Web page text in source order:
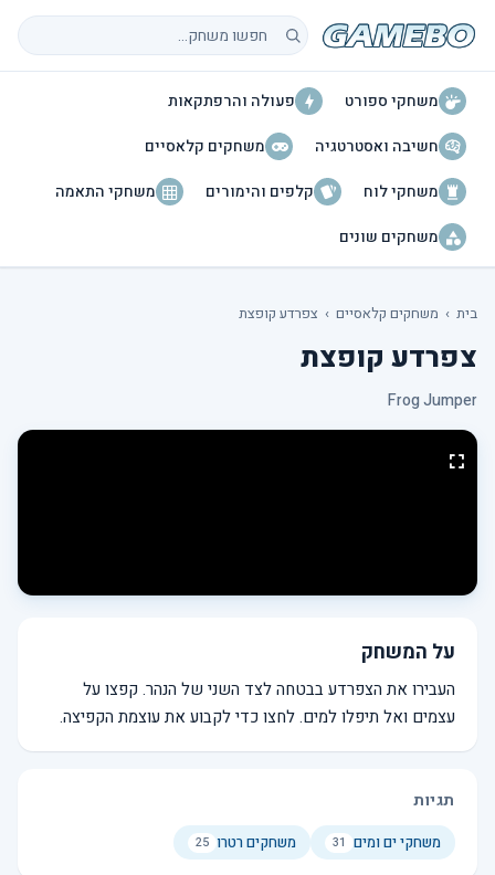
חיפוש משחקים
משחקי ספורט
פעולה והרפתקאות
חשיבה ואסטרטגיה
משחקים קלאסיים
משחקי לוח
קלפים והימורים
משחקי התאמה
משחקים שונים
בית › משחקים קלאסיים › צפרדע קופצת
צפרדע קופצת
Frog Jumper
על המשחק
העבירו את הצפרדע בבטחה לצד השני של הנהר. קפצו על
עצמים ואל תיפלו למים. לחצו כדי לקבוע את עוצמת הקפיצה.
תגיות
משחקי ים ומים 31 משחקים רטרו 25